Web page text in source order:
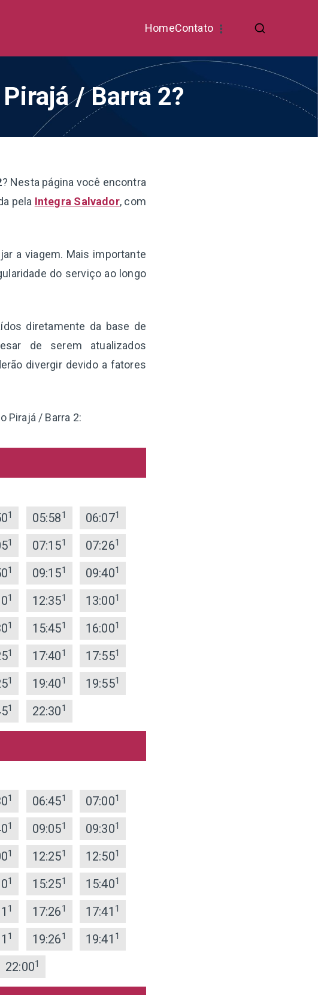
HomeContato
/ Barra 2?
? Nesta página você encontra
pela Integra Salvador, com
a viagem. Mais importante
do serviço ao longo
diretamente da base de
de serem atualizados
divergir devido a fatores
Pirajá / Barra 2:
1 05:581 06:071
1 07:151 07:261
1 09:151 09:401
1 12:351 13:001
1 15:451 16:001
1 17:401 17:551
1 19:401 19:551
1 22:301
1 06:451 07:001
1 09:051 09:301
1 12:251 12:501
1 15:251 15:401
1 17:261 17:41 1
1 19:261 19:41 1
22:001